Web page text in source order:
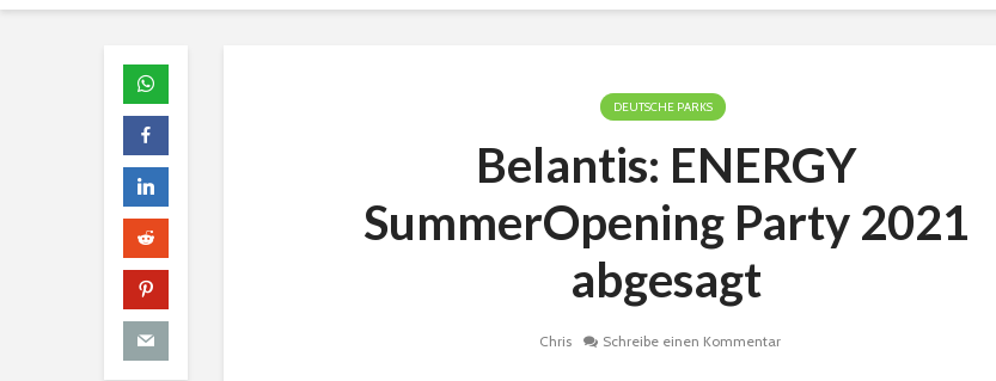
DEUTSCHE PARKS
Belantis: ENERGY
SummerOpening Party 2021
abgesagt
Chris Schreibe einen Kommentar